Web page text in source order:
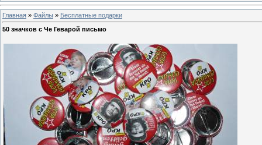
Главная » Файлы » Бесплатные подарки
50 значков с Че Геварой письмо